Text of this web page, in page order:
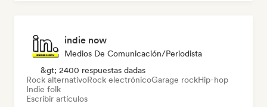
indie now
Medios De Comunicación/Periodista
&gt; 2400 respuestas dadas
Rock alternativoRock electrónicoGarage rockHip-hop
Indie folk
Escribir artículos